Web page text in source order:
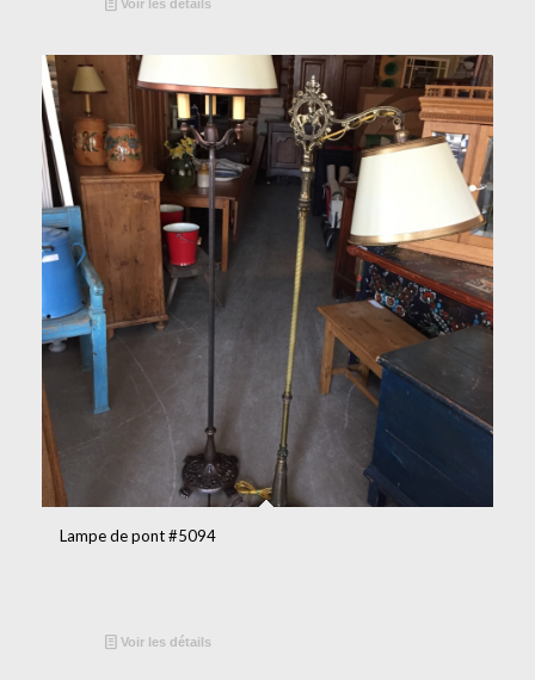
Voir les détails
Lampe de pont #5094
Voir les détails